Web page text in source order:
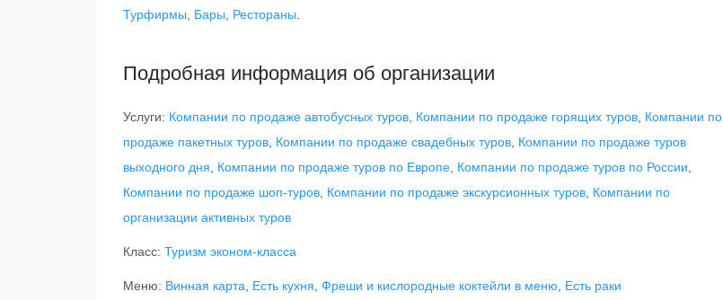
Турфирмы Бары Рестораны
Подробная информация об организации
Услуги: Компании по продаже автобусных туров Компании по продаже горящих туров Компании по
продаже пакетных туров Компании по продаже свадебных туров Компании по продаже туров
выходного дня
Компании по продаже туров по Европе Компании по продаже туров по России
Компании по продаже шоп-туров Компании по продаже экскурсионных туров Компании по
организации активных туров
Класс: Туризм эконом-класса
Меню: Винная карта Есть кухня Фреши и кислородные коктейли в меню Есть раки